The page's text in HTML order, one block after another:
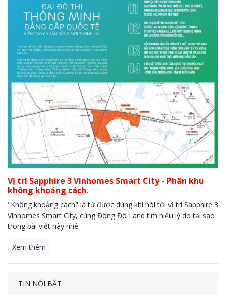
Vị trí Sapphire 3 Vinhomes Smart City - Phân khu
không khoảng cách.
"Không khoảng cách" là từ được dùng khi nói tới vị trí Sapphire 3
Vinhomes Smart City, cùng Đông Đô Land tìm hiểu lý do tại sao
trong bài viết này nhé.
Xem thêm
TIN NỔI BẬT